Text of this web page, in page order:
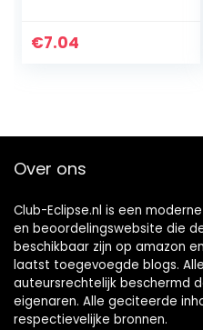
Statief Mic Tafel
€7.04
Over ons
Club-Eclipse.nl is een
en beoordelingswebsite die
beschikbaar zijn op amazon
laatst toegevoegde blogs.
auteursrechtelijk beschermd
eigenaren. Alle geciteerde
respectievelijke bronnen.